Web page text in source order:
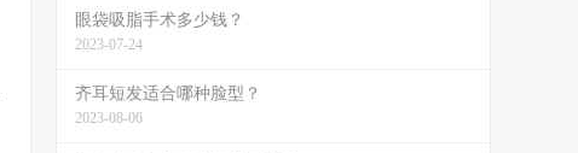
眼袋吸脂手术多少钱？
2023-07-24
齐耳短发适合哪种脸型？
2023-08-06